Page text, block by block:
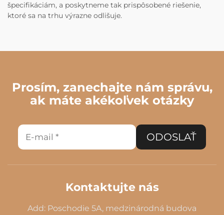
špecifikáciám, a poskytneme tak prispôsobené riešenie,
ktoré sa na trhu výrazne odlišuje.
Prosím, zanechajte nám správu,
ak máte akékoľvek otázky
ODOSLAŤ
Kontaktujte nás
Add: Poschodie 5A, medzinárodná budova